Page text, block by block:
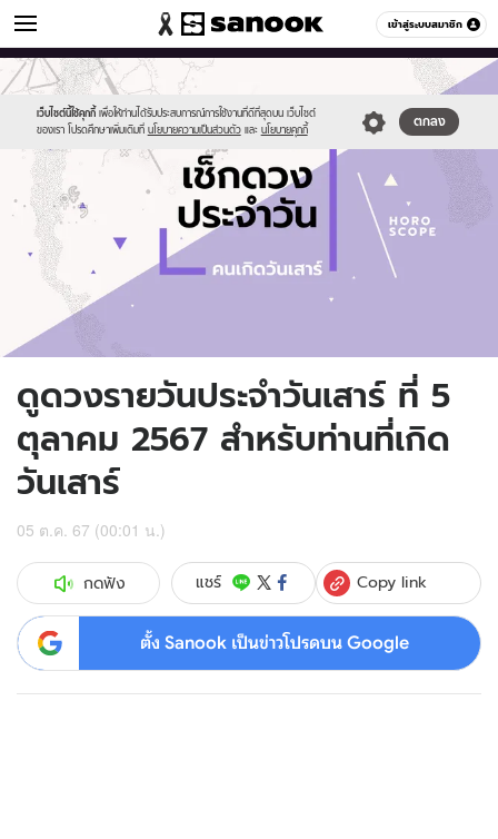
เข้าสู่ระบบสมาชิก
ดูดวง หมวดอื่นๆ
เว็บไซต์นี้ใช้คุกกี้ เพื่อให้ท่านได้รับประสบการณ์การใช้งานที่ดีที่สุดบน เว็บไซต์
ของเรา โปรดศึกษาเพิ่มเติมที่ นโยบายความเป็นส่วนตัว และ นโยบายคุกกี้
ตกลง
Sanook
//s.isanook.com/sr/0/images/logo-
new-
sanook.png
600
60
//s.isanook.com/ho/0/ud/fxd/day/daily-
horoscope-
saturday.jpg
ดูดวงรายวันประจำวันเสาร์ ที่ 5
ตุลาคม 2567 สำหรับท่านที่เกิด
วันเสาร์
05 ต.ค. 67 (00:01 น.)
กดฟัง แชร์ Copy link
ตั้ง Sanook เป็นข่าวโปรดบน Google